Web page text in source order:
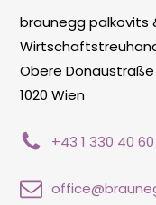
braunegg palkovits
Obere Donaustraße
1020 Wien
+43 1 330 40 60